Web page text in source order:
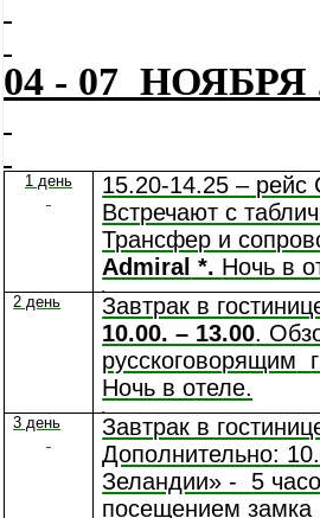
04 - 07 НОЯБРЯ
1 день
15.20-14.25 – рейс
Встречают с
Трансфер и
Admiral *. Ночь в
2 день
Завтрак в
10.00. – 13.00.
русскоговорящим
Ночь в отеле.
3 день
Завтрак в
Дополнительно:
Зеландии» -
5
посещением замка